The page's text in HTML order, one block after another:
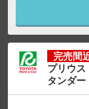
完売間
プリウ
タンダー